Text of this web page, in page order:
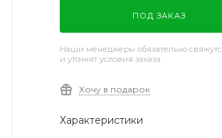
ПОД ЗАКАЗ
Наши менеджеры обязательно
и уточнят условия заказа
Хочу в подарок
Характеристики